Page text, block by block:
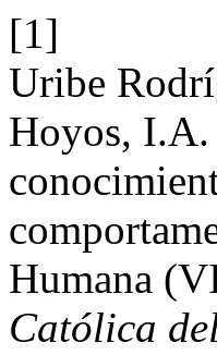
[1]
Uribe
Hoyos,
Humana
Católica